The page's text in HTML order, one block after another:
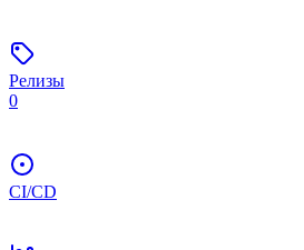
Релизы
0
CI/CD